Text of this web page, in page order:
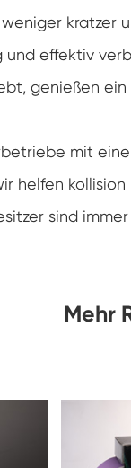
kratzer
effektiv
genießen
mit
helfen
sind
Mehr